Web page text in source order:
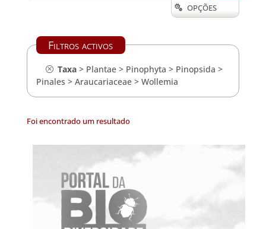
 OPÇÕES
Filtros activos
Taxa> Plantae> Pinophyta > Pinopsida >
Pinales > Araucariaceae> Wollemia
Foi encontrado um resultado